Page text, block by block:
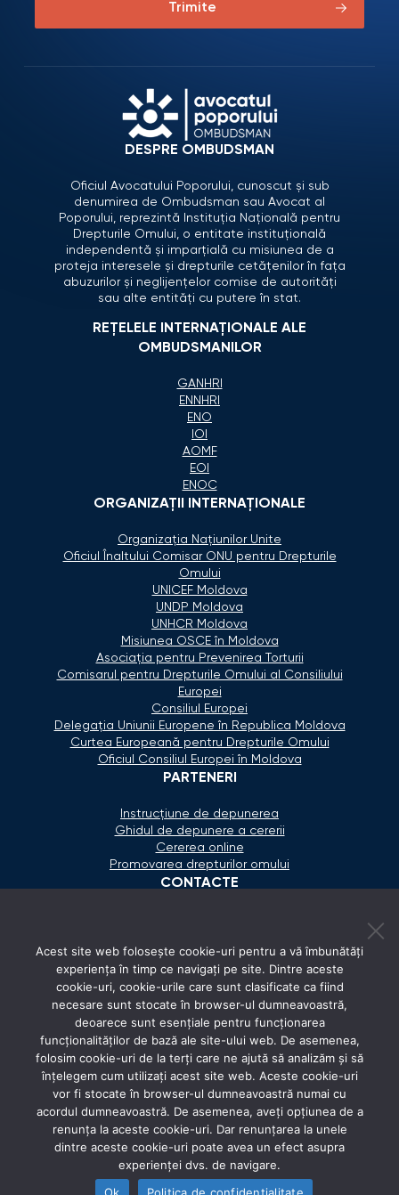
Trimite
DESPRE OMBUDSMAN
Oficiul Avocatului Poporului, cunoscut și sub
denumirea de Ombudsman sau Avocat al
Poporului, reprezintă Instituția Națională pentru
Drepturile Omului, o entitate instituțională
independentă și imparțială cu misiunea de a
proteja interesele și drepturile cetățenilor în fața
abuzurilor și neglijențelor comise de autorități
sau alte entități cu putere în stat.
REȚELELE INTERNAȚIONALE ALE
OMBUDSMANILOR
GANHRI
ENNHRI
ENO
IOI
AOMF
EOI
ENOC
ORGANIZAŢII INTERNAŢIONALE
Organizaţia Naţiunilor Unite
Oficiul Înaltului Comisar ONU pentru Drepturile
Omului
UNICEF Moldova
UNDP Moldova
UNHCR Moldova
Misiunea OSCE în Moldova
Asociaţia pentru Prevenirea Torturii
Comisarul pentru Drepturile Omului al Consiliului
Europei
Consiliul Europei
Delegaţia Uniunii Europene în Republica Moldova
Curtea Europeană pentru Drepturile Omului
Oficiul Consiliul Europei în Moldova
PARTENERI
Instrucțiune de depunerea
Ghidul de depunere a cererii
Cererea online
Promovarea drepturilor omului
CONTACTE
secretariat@ombudsman.md
Strada Calea Ieşilor 11/3, Chişinău
Luni - Vineri: 08:00 - 17:00
REȚELE SOCIALE
Acest site web folosește cookie-uri pentru a vă îmbunătăți
experiența în timp ce navigați pe site. Dintre aceste
cookie-uri, cookie-urile care sunt clasificate ca fiind
necesare sunt stocate în browser-ul dumneavoastră,
deoarece sunt esențiale pentru funcționarea
funcționalităților de bază ale site-ului web. De asemenea,
folosim cookie-uri de la terți care ne ajută să analizăm și să
înțelegem cum utilizați acest site web. Aceste cookie-uri
vor fi stocate în browser-ul dumneavoastră numai cu
acordul dumneavoastră. De asemenea, aveți opțiunea de a
renunța la aceste cookie-uri. Dar renunțarea la unele
dintre aceste cookie-uri poate avea un efect asupra
experienței dvs. de navigare.
Ok
Politica de confidențialitate